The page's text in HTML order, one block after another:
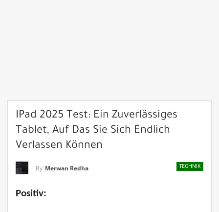
IPad 2025 Test: Ein Zuverlässiges
Tablet, Auf Das Sie Sich Endlich
Verlassen Können
TECHNIK
By Merwan Redha
Positiv: